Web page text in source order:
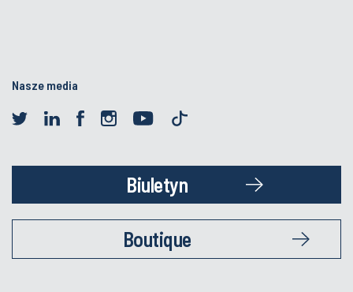
Nasze media
Biuletyn
Boutique